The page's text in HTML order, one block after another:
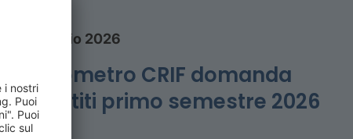
27 luglio 2026
Barometro CRIF domanda
prestiti primo semestre 2026